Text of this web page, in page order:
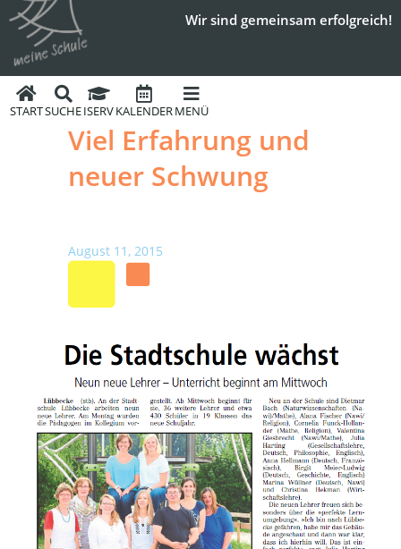
Wir sind gemeinsam erfolgreich!
STARTSUCHEISERVKALENDERMENÜ
Viel Erfahrung und
neuer Schwung
August 11, 2015